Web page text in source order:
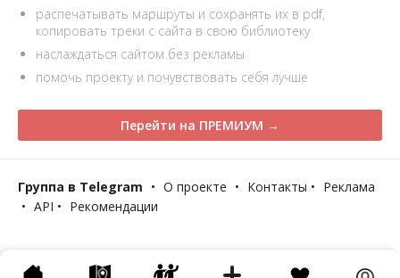
распечатывать маршруты и сохранять их в pdf,
копировать треки с сайта в свою библиотеку
наслаждаться сайтом без рекламы
помочь проекту и почувствовать себя лучше
Перейти на ПРЕМИУМ →
Группа в Telegram • О проекте • Контакты • Реклама
• API • Рекомендации